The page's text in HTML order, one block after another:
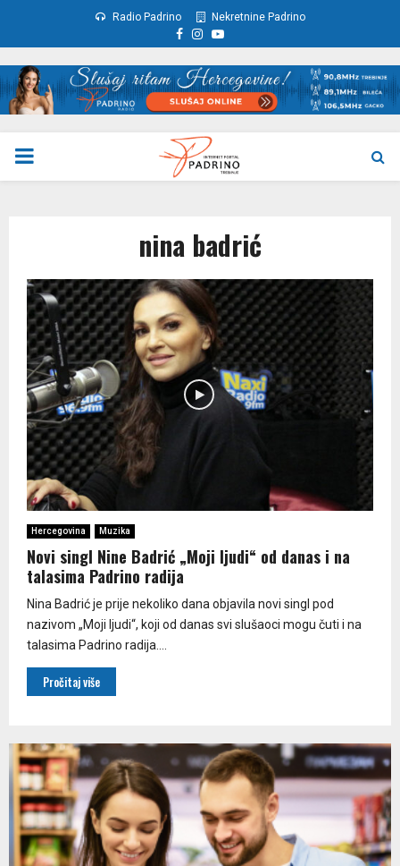
Radio Padrino Nekretnine Padrino
Facebook
Instagram
Youtube
PRIMARY
nina badrić
Hercegovina Muzika
Novi singl Nine Badrić „Moji ljudi“ od danas i na
talasima Padrino radija
Nina Badrić je prije nekoliko dana objavila novi singl pod
nazivom „Moji ljudi“, koji od danas svi slušaoci mogu čuti i na
talasima Padrino radija....
Pročitaj više